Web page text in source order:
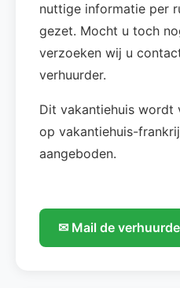
nuttige informatie per
gezet. Mocht u toch
verzoeken wij u
verhuurder.
Dit vakantiehuis wordt
op vakantiehuis-
aangeboden.
✉ Mail de